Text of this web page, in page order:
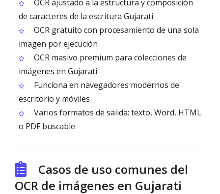
OCR ajustado a la estructura y composición
de caracteres de la escritura Gujarati
OCR gratuito con procesamiento de una sola
imagen por ejecución
OCR masivo premium para colecciones de
imágenes en Gujarati
Funciona en navegadores modernos de
escritorio y móviles
Varios formatos de salida: texto, Word, HTML
o PDF buscable
Casos de uso comunes del
OCR de imágenes en Gujarati